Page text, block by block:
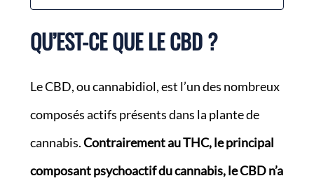
QU’EST-CE QUE LE CBD ?
Le CBD, ou cannabidiol, est l’un des nombreux
composés actifs présents dans la plante de
cannabis.Contrairement au THC, le principal
composant psychoactif du cannabis, le CBD n’a